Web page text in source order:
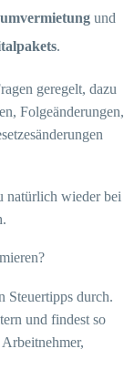
und
.
geregelt, dazu
Folgeänderungen,
natürlich wieder bei
Steuertipps durch.
und findest so